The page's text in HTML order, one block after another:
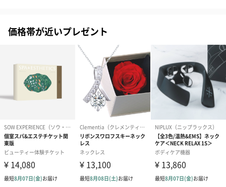
結婚祝いちょい足しギフト
結婚祝いギフトへの＋αにおすすめです。新生活を彩るギフトオプ
ションをご用意いたしました。
商品と同梱してお届けいたします。
価格帯が近いプレゼント